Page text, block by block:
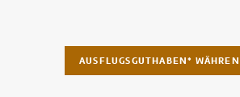
AUSFLUGSGUTHABEN*